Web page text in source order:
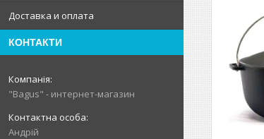
Доставка и оплата
КОНТАКТИ
"Bagus" - интернет-магазин
Андрій